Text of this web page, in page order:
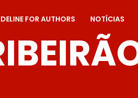
FOR AUTHORS NOTÍCIAS